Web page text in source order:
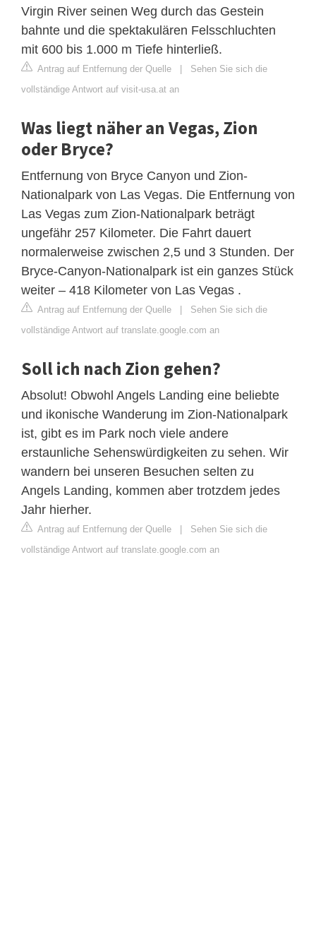
Virgin River seinen Weg durch das Gestein
bahnte und die spektakulären Felsschluchten
mit 600 bis 1.000 m Tiefe hinterließ.
Antrag auf Entfernung der Quelle | Sehen Sie sich die
vollständige Antwort auf visit-usa.at an
Was liegt näher an Vegas, Zion
oder Bryce?
Entfernung von Bryce Canyon und Zion-
Nationalpark von Las Vegas. Die Entfernung von
Las Vegas zum Zion-Nationalpark beträgt
ungefähr 257 Kilometer. Die Fahrt dauert
normalerweise zwischen 2,5 und 3 Stunden. Der
Bryce-Canyon-Nationalpark ist ein ganzes Stück
weiter – 418 Kilometer von Las Vegas .
Antrag auf Entfernung der Quelle | Sehen Sie sich die
vollständige Antwort auf translate.google.com an
Soll ich nach Zion gehen?
Absolut! Obwohl Angels Landing eine beliebte
und ikonische Wanderung im Zion-Nationalpark
ist, gibt es im Park noch viele andere
erstaunliche Sehenswürdigkeiten zu sehen. Wir
wandern bei unseren Besuchen selten zu
Angels Landing, kommen aber trotzdem jedes
Jahr hierher.
Antrag auf Entfernung der Quelle | Sehen Sie sich die
vollständige Antwort auf translate.google.com an